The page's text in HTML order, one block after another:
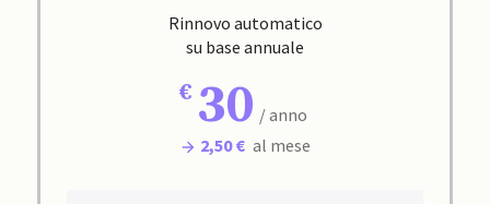
Rinnovo automatico
su base annuale
30 / anno
2,50 € al mese